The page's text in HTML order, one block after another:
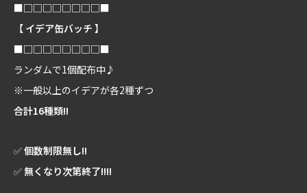
■□□□□□□□□■
【 イデア缶バッチ 】
■□□□□□□□□■
ランダムで1個配布中♪
※一般以上のイデアが各2種ずつ
合計16種類!!
✅個数制限無し!!
✅ 無くなり次第終了!!!!